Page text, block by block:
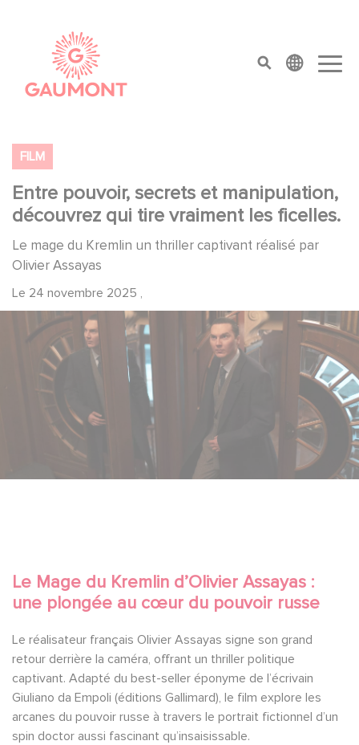
top menu
FILM
Entre pouvoir, secrets et manipulation,
découvrez qui tire vraiment les ficelles.
Le mage du Kremlin un thriller captivant réalisé par
Olivier Assayas
Le 24 novembre 2025 ,
Le Mage du Kremlin d’Olivier Assayas :
une plongée au cœur du pouvoir russe
Le réalisateur français Olivier Assayas signe son grand
retour derrière la caméra, offrant un thriller politique
captivant. Adapté du best-seller éponyme de l’écrivain
Giuliano da Empoli (éditions Gallimard), le film explore les
arcanes du pouvoir russe à travers le portrait fictionnel d’un
spin doctor aussi fascinant qu’insaisissable.